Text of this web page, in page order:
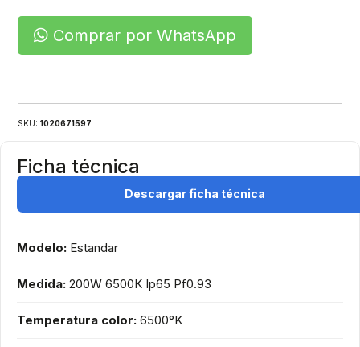
Comprar por WhatsApp
SKU:1020671597
Ficha técnica
Descargar ficha técnica
Modelo: Estandar
Medida: 200W 6500K Ip65 Pf0.93
Temperatura color: 6500°K